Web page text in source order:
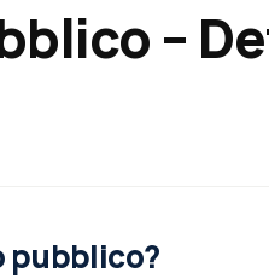
–
pubblico?